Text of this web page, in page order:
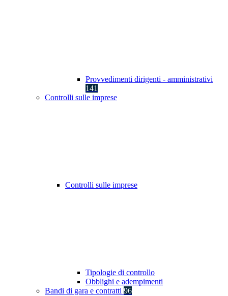
Provvedimenti dirigenti - amministrativi
141
Controlli sulle imprese
Controlli sulle imprese
Tipologie di controllo
Obblighi e adempimenti
Bandi di gara e contratti 96